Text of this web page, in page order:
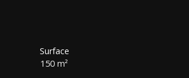
Surface
150 m²